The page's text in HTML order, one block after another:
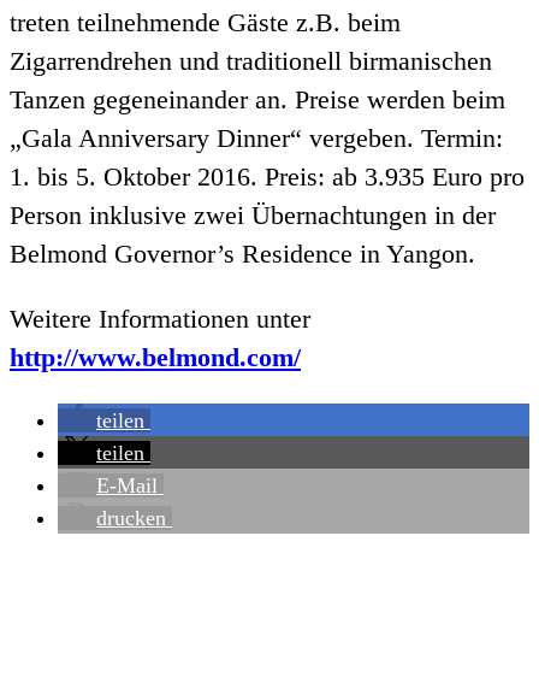
treten teilnehmende Gäste z.B. beim
Zigarrendrehen und traditionell birmanischen
Tanzen gegeneinander an. Preise werden beim
„Gala Anniversary Dinner“ vergeben. Termin:
1. bis 5. Oktober 2016. Preis: ab 3.935 Euro pro
Person inklusive zwei Übernachtungen in der
Belmond Governor’s Residence in Yangon.
Weitere Informationen unter
http://www.belmond.com/
teilen
teilen
E-Mail
drucken